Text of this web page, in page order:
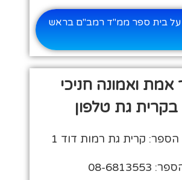
בית ספר ממ"ד רמב"ם בראש
ואמונה חניכי
גת טלפון
קרית גת רמות דוד 1